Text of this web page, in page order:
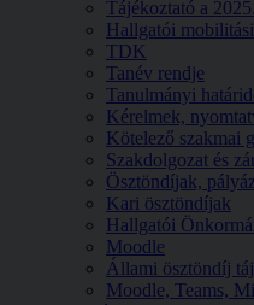
Tájékoztató a
Hallgatói
TDK
Tanév rendje
Tanulmányi
Kérelmek,
Kötelező szakmai
Szakdolgozat és
Ösztöndíjak,
Kari ösztöndíjak
Hallgatói
Moodle
Állami ösztöndíj
Moodle, Teams,